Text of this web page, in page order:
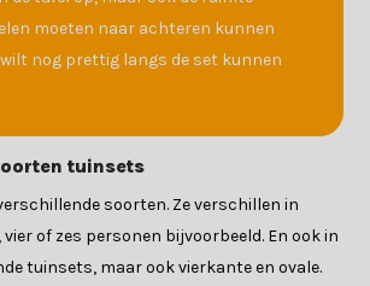
moeten naar achteren kunnen
nog prettig langs de set kunnen
tuinsets
soorten. Ze verschillen in
of zes personen bijvoorbeeld. En ook in
tuinsets, maar ook vierkante en ovale.